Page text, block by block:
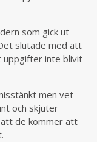
som gick ut
slutade med att
uppgifter inte blivit
men vet
och skjuter
de kommer att